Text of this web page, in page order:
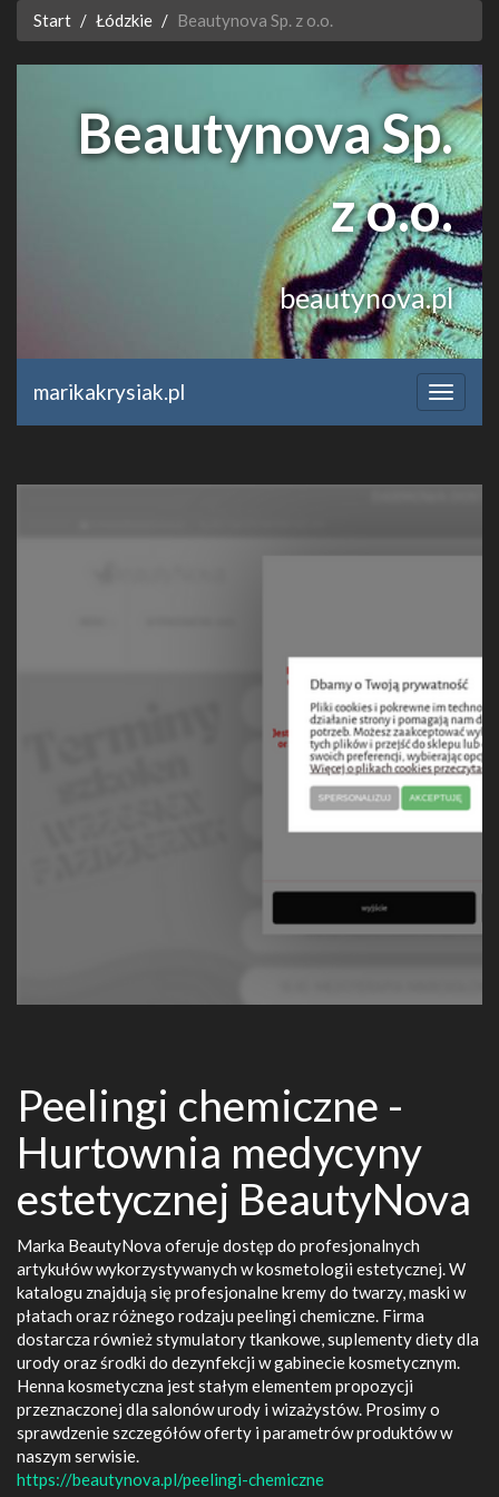
Start Łódzkie Beautynova Sp. z o.o.
Beautynova Sp.
z o.o.
beautynova.pl
marikakrysiak.pl
Peelingi chemiczne -
Hurtownia medycyny
estetycznej BeautyNova
Marka BeautyNova oferuje dostęp do profesjonalnych
artykułów wykorzystywanych w kosmetologii estetycznej. W
katalogu znajdują się profesjonalne kremy do twarzy, maski w
płatach oraz różnego rodzaju peelingi chemiczne. Firma
dostarcza również stymulatory tkankowe, suplementy diety dla
urody oraz środki do dezynfekcji w gabinecie kosmetycznym.
Henna kosmetyczna jest stałym elementem propozycji
przeznaczonej dla salonów urody i wizażystów. Prosimy o
sprawdzenie szczegółów oferty i parametrów produktów w
naszym serwisie.
https://beautynova.pl/peelingi-chemiczne